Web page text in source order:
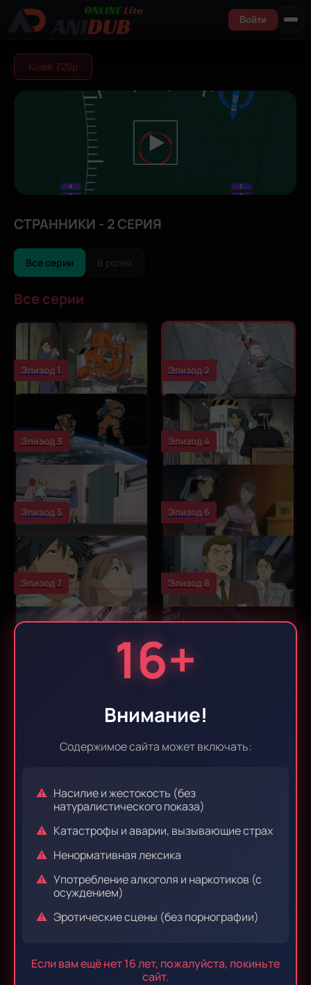
16+
Внимание!
Содержимое сайта может включать:
Насилие и жестокость (без
натуралистического показа)
Катастрофы и аварии, вызывающие страх
Ненормативная лексика
Употребление алкоголя и наркотиков (с
осуждением)
Эротические сцены (без порнографии)
Если вам ещё нет 16 лет, пожалуйста, покиньте
сайт.
Войти
Kodik 720р
СТРАННИКИ - 2 СЕРИЯ
Все серии В ролях
Все серии
Эпизод 1 Эпизод 2
Эпизод 3 Эпизод 4
Эпизод 5 Эпизод 6
Эпизод 7 Эпизод 8
Эпизод 12
Эпизод 13 Эпизод 14